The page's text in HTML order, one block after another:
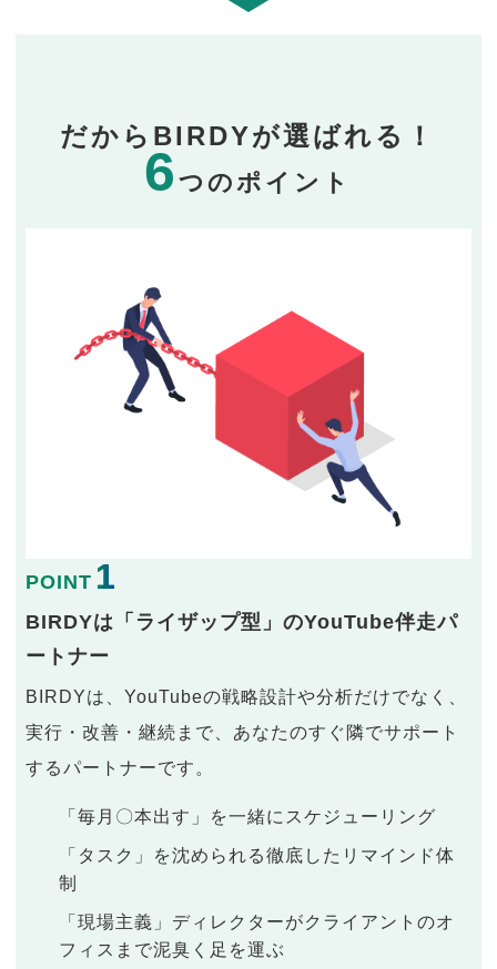
だからBIRDYが選ばれる！
6つのポイント
POINT 1
BIRDYは「ライザップ型」のYouTube伴走パ
ートナー
BIRDYは、YouTubeの戦略設計や分析だけでなく、
実行・改善・継続まで、あなたのすぐ隣でサポート
するパートナーです。
「毎月〇本出す」を一緒にスケジューリング
「タスク」を沈められる徹底したリマインド体
制
「現場主義」ディレクターがクライアントのオ
フィスまで泥臭く足を運ぶ